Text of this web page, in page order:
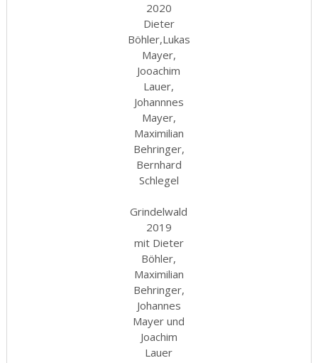
2020
Dieter
Böhler,Lukas
Mayer,
Jooachim
Lauer,
Johannnes
Mayer,
Maximilian
Behringer,
Bernhard
Schlegel
Grindelwald
2019
mit Dieter
Böhler,
Maximilian
Behringer,
Johannes
Mayer und
Joachim
Lauer